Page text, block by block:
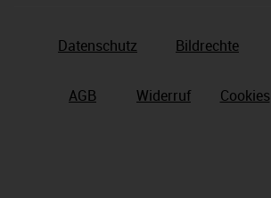
Datenschutz Bildrechte
AGB Widerruf Cookies